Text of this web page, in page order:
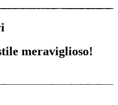
meraviglioso!